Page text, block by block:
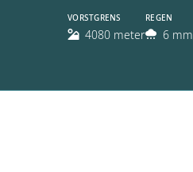
VORSTGRENS
4080 meter
REGEN
6 mm